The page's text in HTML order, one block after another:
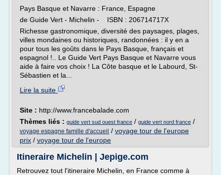
Pays Basque et Navarre : France, Espagne
de Guide Vert - Michelin - ISBN : 206714717X
Richesse gastronomique, diversité des paysages, plages,
villes mondaines ou historiques, randonnées : il y en a
pour tous les goûts dans le Pays Basque, français et
espagnol !.. Le Guide Vert Pays Basque et Navarre vous
aide à faire vos choix ! La Côte basque et le Labourd, St-
Sébastien et la...
Lire la suite
Site : http://www.francebalade.com
Thèmes liés : guide vert sud ouest france / guide vert nord france /
voyage espagne famille d'accueil / voyage tour de l'europe
prix / voyage tour de l'europe
Itineraire Michelin | Jepige.com
Retrouvez tout l'itineraire Michelin, en France comme à